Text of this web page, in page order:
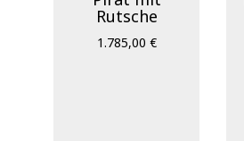
Rutsche
1.785,00 €